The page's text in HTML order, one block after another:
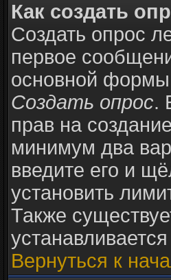
Как создать
Создать опрос
первое
основной
Создать опрос.
прав на
минимум два
введите его и
установить
Также
Вернуться к